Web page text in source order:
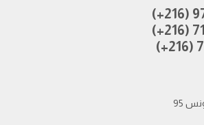
(+216)
(+216)
(+216)